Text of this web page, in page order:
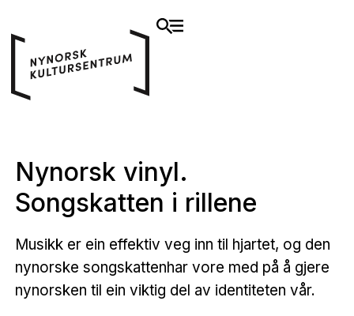
Nynorsk vinyl.
Songskatten i rillene
Musikk er ein effektiv veg inn til hjartet, og den
nynorske songskattenhar vore med på å gjere
nynorsken til ein viktig del av identiteten vår.